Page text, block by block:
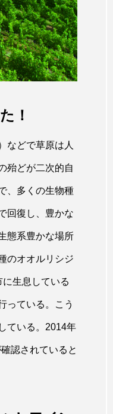
！
などで草原は人
殆どが二次的自
、多くの生物種
回復し、豊かな
態系豊かな場所
のオオルリシジ
生息している
っている。こう
ている。2014年
認されていると